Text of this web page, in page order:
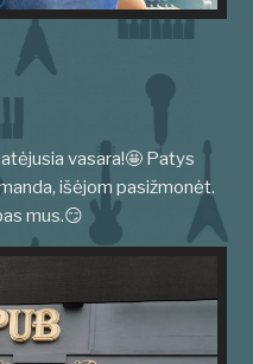
vasara!🤩 Patys
išėjom pasižmonėt.
mus.😏